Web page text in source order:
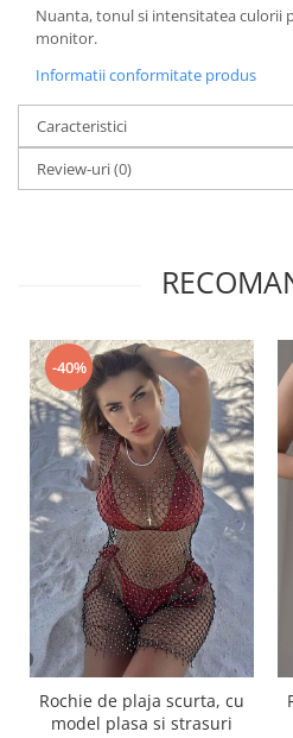
Nuanta, tonul si intensitatea culorii
monitor.
Informatii conformitate produs
Caracteristici
Review-uri(0)
-40%
Rochie de plaja scurta, cu
model plasa si strasuri